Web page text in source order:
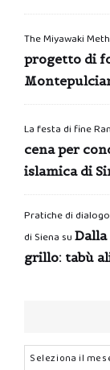
The Miyawaki
progetto di
La festa di fine
cena per
islamica di
Pratiche di
di Siena su
grillo: tabù
Archivi